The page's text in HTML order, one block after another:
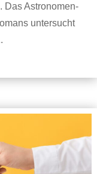
Das Astronomen-
untersucht